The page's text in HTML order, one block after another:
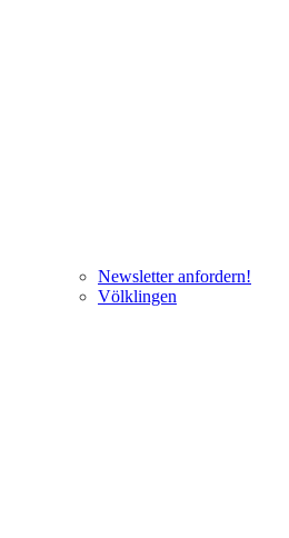
Newsletter anfordern!
Völklingen